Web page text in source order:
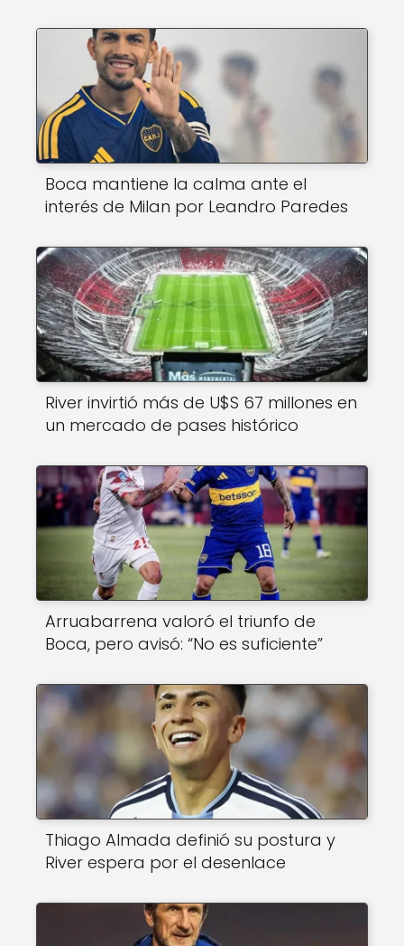
Boca mantiene la calma ante el
interés de Milan por Leandro Paredes
River invirtió más de U$S 67 millones en
un mercado de pases histórico
Arruabarrena valoró el triunfo de
Boca, pero avisó: “No es suficiente”
Thiago Almada definió su postura y
River espera por el desenlace